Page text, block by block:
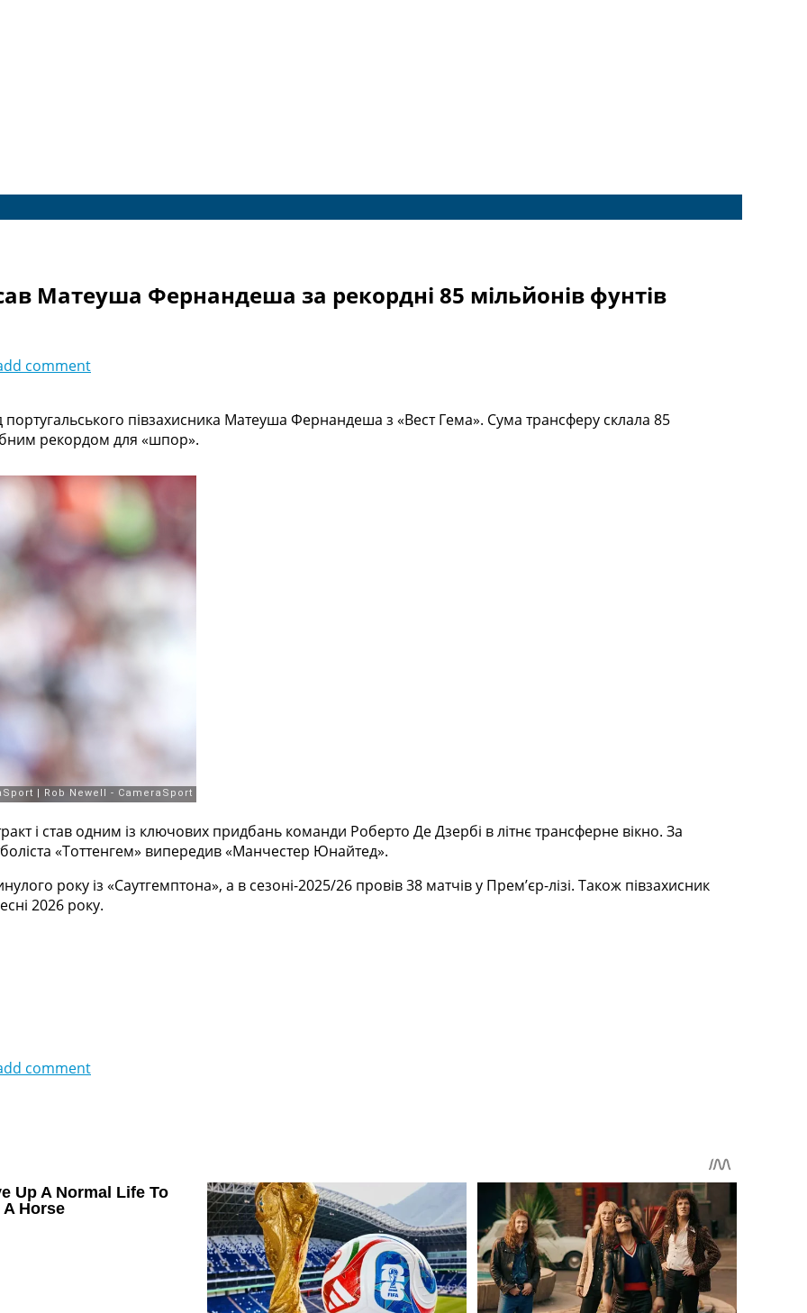
Матеуша Фернандеша за рекордні 85 мільйонів фунтів
comment
півзахисника Матеуша Фернандеша з «Вест Гема». Сума трансферу склала 85
рекордом для «шпор».
і став одним із ключових придбань команди Роберто Де Дзербі в літнє трансферне вікно. За
«Тоттенгем» випередив «Манчестер Юнайтед».
року із «Саутгемптона», а в сезоні-2025/26 провів 38 матчів у Прем’єр-лізі. Також півзахисник
2026 року.
comment